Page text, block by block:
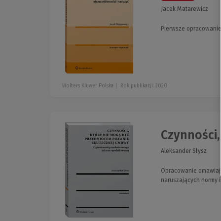
Jacek Matarewicz
Pierwsze
Wolters Kluwer Polska Rok publikacji: 2020
Aleksander Słysz
Opracowanie
naruszających normy